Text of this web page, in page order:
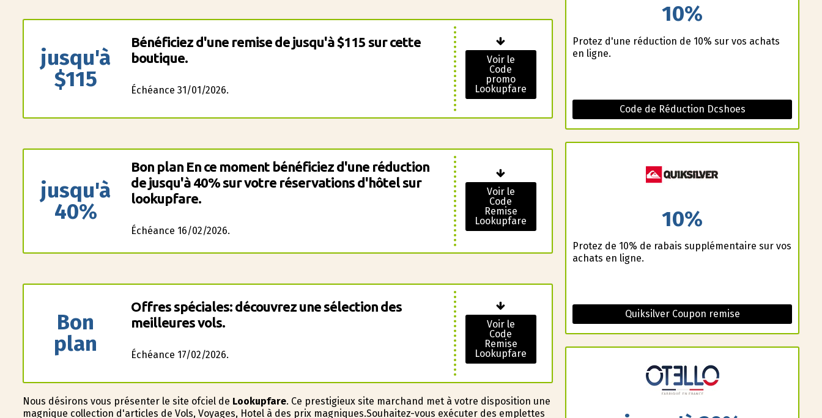
jusqu'à
$115
Bénéficiez d'une remise de jusqu'à $115 sur cette
boutique.
Échéance 31/01/2026.
Voir le
Code
promo
Lookupfare
jusqu'à
40%
Bon plan En ce moment bénéficiez d'une réduction
de jusqu'à 40% sur votre réservations d'hôtel sur
lookupfare.
Échéance 16/02/2026.
Voir le
Code
Remise
Lookupfare
Bon
plan
Offres spéciales: découvrez une sélection des
meilleures vols.
Échéance 17/02/2026.
Voir le
Code
Remise
Lookupfare
Nous désirons vous présenter le site officiel de Lookupfare. Ce prestigieux site marchand met à votre disposition une
magnifique collection d'articles de Vols, Voyages, Hotel à des prix magnifiques.Souhaitez-vous exécuter des emplettes
10%
Profitez d'une réduction de 10% sur vos achats
en ligne.
Code de Réduction Dcshoes
10%
Profitez de 10% de rabais supplémentaire sur vos
achats en ligne.
Quiksilver Coupon remise